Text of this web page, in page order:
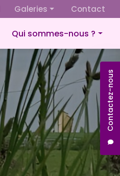
Contactez-nous
Galeries
Élevage de vaches
Contact
Qui sommes-nous ?
Présentation
Éco-responsabilité